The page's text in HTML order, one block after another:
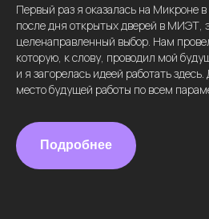
Первый раз я оказалась на Микроне
после дня открытых дверей в МИЭТ,
целенаправленный выбор. Нам
которую, к слову, проводил мой
и я загорелась идеей работать
место будущей работы по всем
Подробнее